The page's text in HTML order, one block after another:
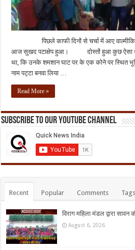
पिछले काफी दिनों से चर्चा में आए वाल्मीकि
आज सुखद पटाक्षेप हुआ। दोस्तों हुआ कुछ ऐसा था
था, कि उनके शमशान घाट पर के एक कोने पर स्थित
नाम पट्टा बनवा लिया …
Read More »
Subscribe to our Youtube Channel
Recent Popular Comments Tags
विराग महिला मंडल द्वारा
August 6, 2026